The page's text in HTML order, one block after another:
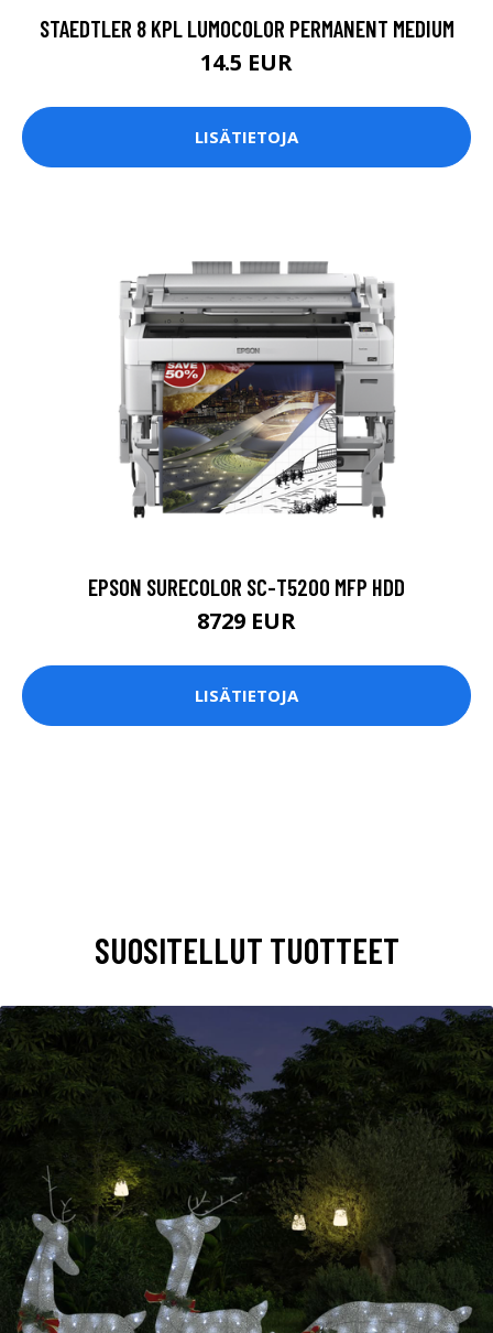
STAEDTLER 8 KPL LUMOCOLOR PERMANENT MEDIUM
14.5 EUR
LISÄTIETOJA
EPSON SURECOLOR SC-T5200 MFP HDD
8729 EUR
LISÄTIETOJA
SUOSITELLUT TUOTTEET